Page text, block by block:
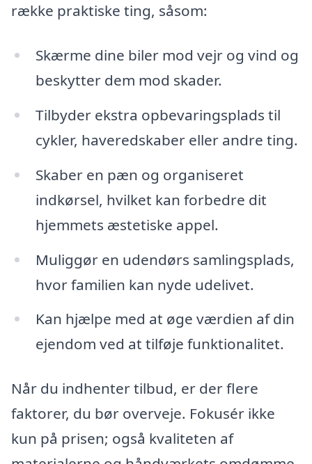
række praktiske ting, såsom:
Skærme dine biler mod vejr og vind og
beskytter dem mod skader.
Tilbyder ekstra opbevaringsplads til
cykler, haveredskaber eller andre ting.
Skaber en pæn og organiseret
indkørsel, hvilket kan forbedre dit
hjemmets æstetiske appel.
Muliggør en udendørs samlingsplads,
hvor familien kan nyde udelivet.
Kan hjælpe med at øge værdien af din
ejendom ved at tilføje funktionalitet.
Når du indhenter tilbud, er der flere
faktorer, du bør overveje. Fokusér ikke
kun på prisen; også kvaliteten af